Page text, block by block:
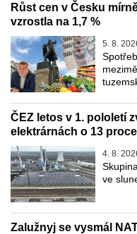
Růst cen v Česku
vzrostla na 1,7 %
5. 8.
ČEZ letos v 1. pololetí
elektrárnách o 13
4. 8.
ve
Zalužnyj se vysmál